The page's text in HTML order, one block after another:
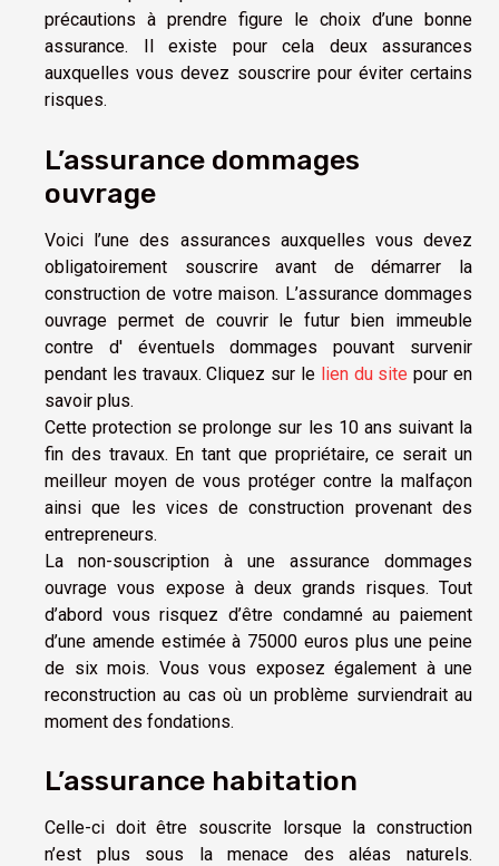
précautions à prendre figure le choix d’une bonne
assurance. Il existe pour cela deux assurances
auxquelles vous devez souscrire pour éviter certains
risques.
L’assurance dommages
ouvrage
Voici l’une des assurances auxquelles vous devez
obligatoirement souscrire avant de démarrer la
construction de votre maison. L’assurance dommages
ouvrage permet de couvrir le futur bien immeuble
contre d' éventuels dommages pouvant survenir
pendant les travaux. Cliquez sur le lien du site pour en
savoir plus.
Cette protection se prolonge sur les 10 ans suivant la
fin des travaux. En tant que propriétaire, ce serait un
meilleur moyen de vous protéger contre la malfaçon
ainsi que les vices de construction provenant des
entrepreneurs.
La non-souscription à une assurance dommages
ouvrage vous expose à deux grands risques. Tout
d’abord vous risquez d’être condamné au paiement
d’une amende estimée à 75000 euros plus une peine
de six mois. Vous vous exposez également à une
reconstruction au cas où un problème surviendrait au
moment des fondations.
L’assurance habitation
Celle-ci doit être souscrite lorsque la construction
n’est plus sous la menace des aléas naturels.